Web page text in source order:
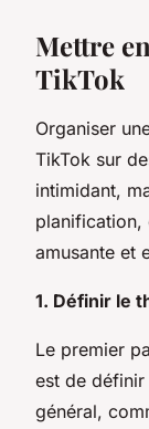
Mettre
TikTok
Organiser
TikTok sur
intimidant,
planification,
amusante et
1. Définir le
Le premier
est de définir
général,